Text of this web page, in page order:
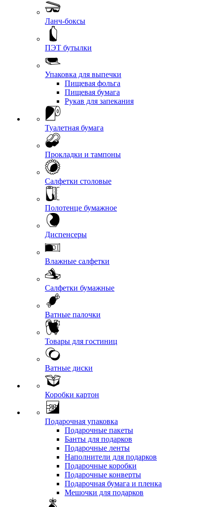
Ланч-боксы
ПЭТ бутылки
Упаковка для выпечки
Пищевая фольга
Пищевая бумага
Рукав для запекания
Туалетная бумага
Прокладки и тампоны
Салфетки столовые
Полотенце бумажное
Диспенсеры
Влажные салфетки
Салфетки бумажные
Ватные палочки
Товары для гостиниц
Ватные диски
Коробки картон
Подарочная упаковка
Подарочные пакеты
Банты для подарков
Подарочные ленты
Наполнители для подарков
Подарочные коробки
Подарочные конверты
Подарочная бумага и пленка
Мешочки для подарков